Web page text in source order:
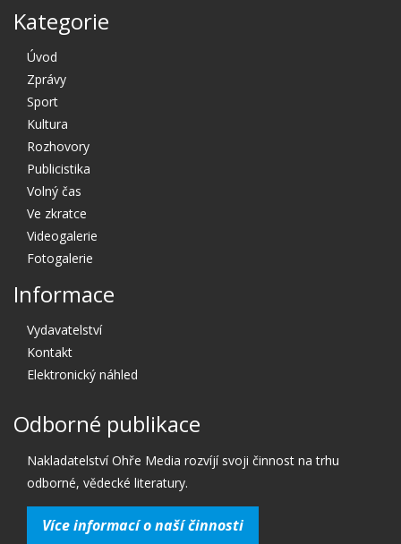
Kategorie
Úvod
Zprávy
Sport
Kultura
Rozhovory
Publicistika
Volný čas
Ve zkratce
Videogalerie
Fotogalerie
Informace
Vydavatelství
Kontakt
Elektronický náhled
Odborné publikace
Nakladatelství Ohře Media rozvíjí svoji činnost na trhu
odborné, vědecké literatury.
Více informací o naší činnosti